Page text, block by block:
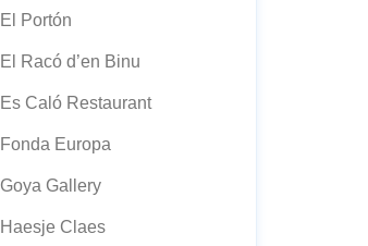
El Portón
El Racó d’en Binu
Es Caló Restaurant
Fonda Europa
Goya Gallery
Haesje Claes